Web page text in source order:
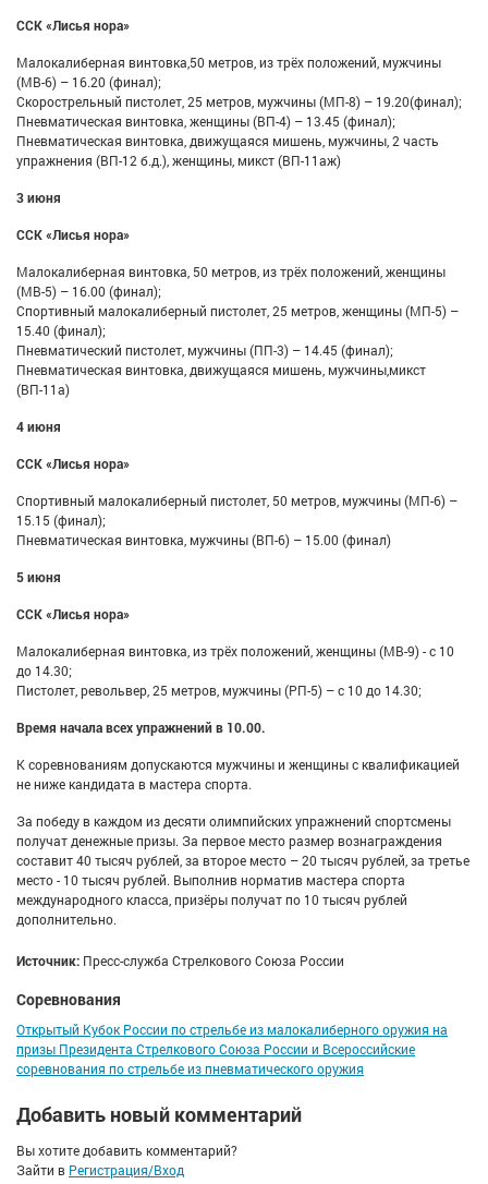
ССК «Лисья нора»
Малокалиберная винтовка,50 метров, из трёх положений, мужчины
(МВ-6) – 16.20 (финал);
Скорострельный пистолет, 25 метров, мужчины (МП-8) – 19.20(финал);
Пневматическая винтовка, женщины (ВП-4) – 13.45 (финал);
Пневматическая винтовка, движущаяся мишень, мужчины, 2 часть
упражнения (ВП-12 б.д.), женщины, микст (ВП-11аж)
3 июня
ССК «Лисья нора»
Малокалиберная винтовка, 50 метров, из трёх положений, женщины
(МВ-5) – 16.00 (финал);
Спортивный малокалиберный пистолет, 25 метров, женщины (МП-5) –
15.40 (финал);
Пневматический пистолет, мужчины (ПП-3) – 14.45 (финал);
Пневматическая винтовка, движущаяся мишень, мужчины,микст
(ВП-11а)
4 июня
ССК «Лисья нора»
Спортивный малокалиберный пистолет, 50 метров, мужчины (МП-6) –
15.15 (финал);
Пневматическая винтовка, мужчины (ВП-6) – 15.00 (финал)
5 июня
ССК «Лисья нора»
Малокалиберная винтовка, из трёх положений, женщины (МВ-9) - с 10
до 14.30;
Пистолет, револьвер, 25 метров, мужчины (РП-5) – с 10 до 14.30;
Время начала всех упражнений в 10.00.
К соревнованиям допускаются мужчины и женщины с квалификацией
не ниже кандидата в мастера спорта.
За победу в каждом из десяти олимпийских упражнений спортсмены
получат денежные призы. За первое место размер вознаграждения
составит 40 тысяч рублей, за второе место – 20 тысяч рублей, за третье
место - 10 тысяч рублей. Выполнив норматив мастера спорта
международного класса, призёры получат по 10 тысяч рублей
дополнительно.
Источник: Пресс-служба Стрелкового Союза России
Соревнования
Открытый Кубок России по стрельбе из малокалиберного оружия на
призы Президента Стрелкового Союза России и Всероссийские
соревнования по стрельбе из пневматического оружия
Добавить новый комментарий
Вы хотите добавить комментарий?
Зайти в Регистрация/Вход